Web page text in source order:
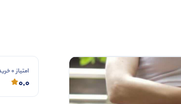
امتیاز 0 خریدار
0.0